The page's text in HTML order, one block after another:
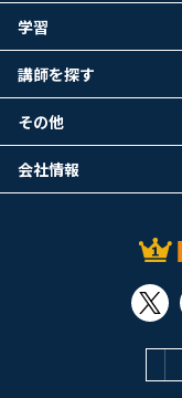
学習
講師を探す
その他
会社情報